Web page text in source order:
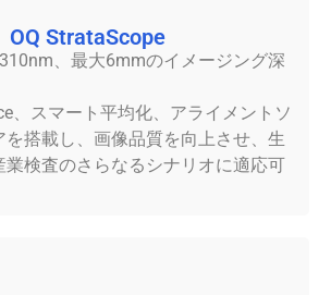
OQ StrataScope
、最大6mmのイメージング深
、スマート平均化、アライメントソ
を搭載し、画像品質を向上させ、生
業検査のさらなるシナリオに適応可